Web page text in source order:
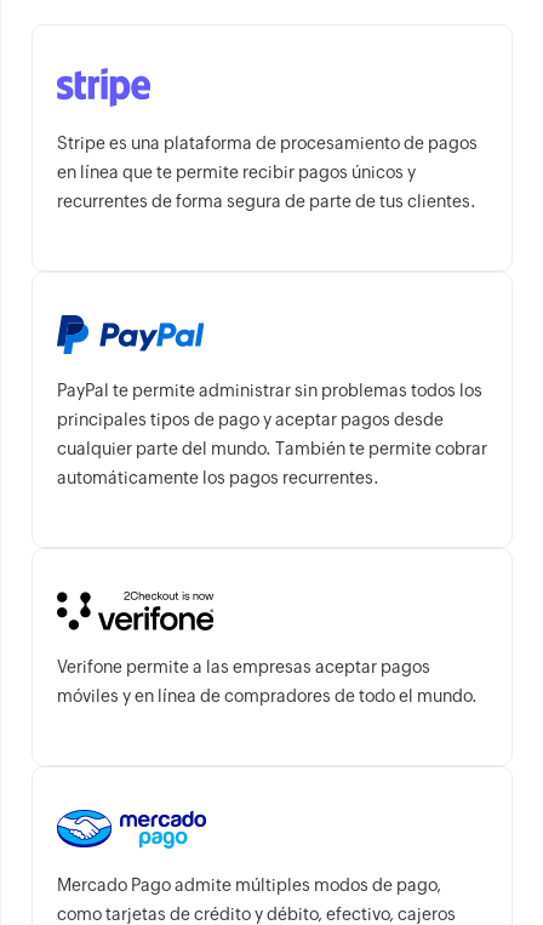
Stripe es una plataforma de procesamiento de pagos
en línea que te permite recibir pagos únicos y
recurrentes de forma segura de parte de tus clientes.
PayPal te permite administrar sin problemas todos los
principales tipos de pago y aceptar pagos desde
cualquier parte del mundo. También te permite cobrar
automáticamente los pagos recurrentes.
Verifone permite a las empresas aceptar pagos
móviles y en línea de compradores de todo el mundo.
Mercado Pago admite múltiples modos de pago,
como tarjetas de crédito y débito, efectivo, cajeros